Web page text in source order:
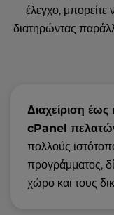
έλεγχο,
διατηρώντας
Διαχείριση
cPanel
πολλούς
προγράμματος,
χώρο και τους